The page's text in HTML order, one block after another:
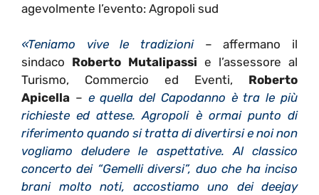
agevolmente l’evento: Agropoli sud
«Teniamo vive le tradizioni– affermano il
sindaco Roberto Mutalipassi e l’assessore al
Turismo, Commercio ed Eventi, Roberto
Apicella – e quella del Capodanno è tra le più
richieste ed attese. Agropoli è ormai punto di
riferimento quando si tratta di divertirsi e noi non
vogliamo deludere le aspettative. Al classico
concerto dei “Gemelli diversi”, duo che ha inciso
brani molto noti, accostiamo uno dei deejay